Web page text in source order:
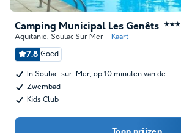
Camping Municipal Les Genêts ★★★
Aquitanië, Soulac Sur Mer Kaart
7.8 Goed
In Soulac-sur-Mer, op 10 minuten van de…
Zwembad
Kids Club